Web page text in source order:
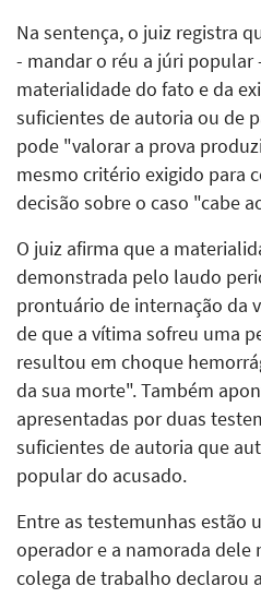
Na sentença, o juiz registra
- mandar o réu a júri popular
materialidade do fato e da
suficientes de autoria ou de
pode "valorar a prova
mesmo critério exigido para
decisão sobre o caso "cabe
O juiz afirma que a
demonstrada pelo laudo
prontuário de internação da
de que a vítima sofreu uma
resultou em choque
da sua morte". Também
apresentadas por duas
suficientes de autoria que
popular do acusado.
Entre as testemunhas estão
operador e a namorada dele
colega de trabalho declarou